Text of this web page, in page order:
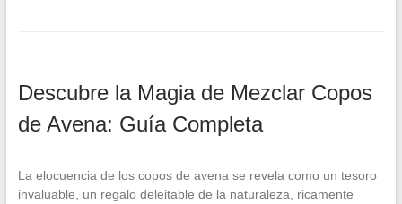
Descubre la Magia de Mezclar Copos
de Avena: Guía Completa
La elocuencia de los copos de avena se revela como un tesoro
invaluable, un regalo deleitable de la naturaleza, ricamente